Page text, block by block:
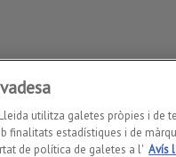
utilitza galetes pròpies i de
finalitats estadístiques i de
de política de galetes a l' Avís